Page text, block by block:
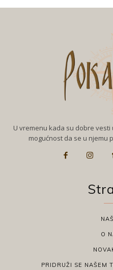
U vremenu kada su dobre
mogućnost da se u njemu
O
PRIDRUŽI SE NAŠEM